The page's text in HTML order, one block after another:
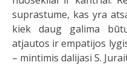
suprastume, kas yra
kiek daug galima
atjautos ir empatijos
– mintimis dalijasi S.